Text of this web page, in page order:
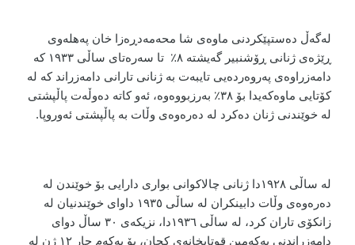
لەگەڵ دەستپێکردنی ماوەی شا محەمەدڕەزا خان پەهلەوی
ڕێژەی ژنانی ڕۆشنبیر گەیشتە ٨٪ تا سەرەتای ساڵی ١٩٣٣ کە
دامەزراوەی پەروەردەیی تایبەت بە ژنانی تارانی دامەزراند کە لە
کۆتایی ماوەکەیدا بۆ ٣٨٪ بەرزبووەوە، ئەو کاتە دەوڵەت پاڵپشتی
لە خوێندنی ژنان دەکرد لە دەرەوەی وڵات بە پاڵپشتی ئەوروپا.
لە ساڵی ١٩٢٨دا ژنانی چالاکوانی بواری دارایی بۆ خوێندن لە
دەرەوەی وڵات دابینکران لە ساڵی ١٩٣٥ داوای خوێندنیان لە
زانکۆی تاران کرد، لە ساڵی ١٩٣٦دا، نزیکەی ٣٠ ساڵ دوای
دامەزراندنی یەکەمین قوتابخانەی کچان، بۆ یەکەم جار ١٢ ژن لە